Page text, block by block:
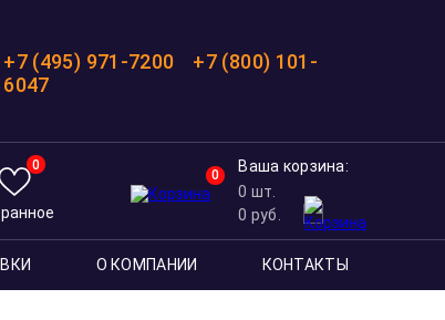
+7 (495) 971-7200
+7 (800) 101-
6047
0
0
Ваша корзина:
0 шт.
0 руб.
О КОМПАНИИ КОНТАКТЫ